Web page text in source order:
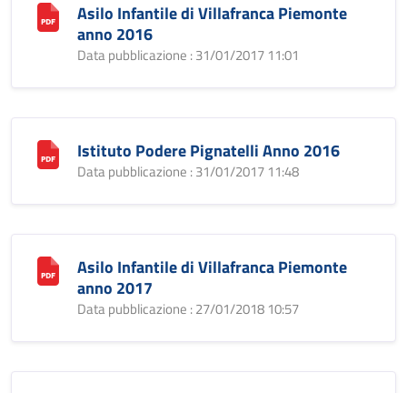
Asilo Infantile di Villafranca Piemonte
anno 2016
Data pubblicazione : 31/01/2017 11:01
Istituto Podere Pignatelli Anno 2016
Data pubblicazione : 31/01/2017 11:48
Asilo Infantile di Villafranca Piemonte
anno 2017
Data pubblicazione : 27/01/2018 10:57